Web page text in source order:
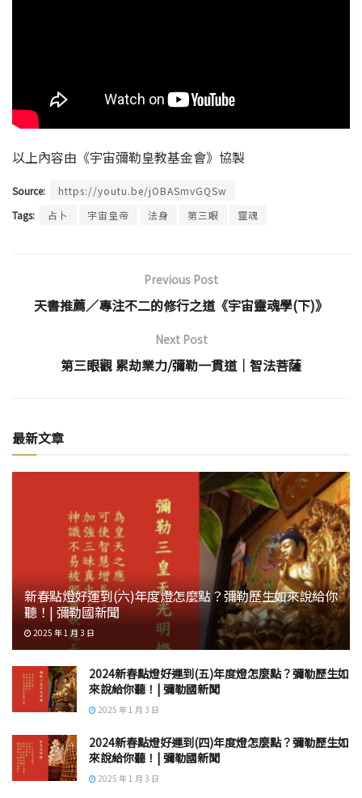
以上內容由《宇宙彌勒皇教基金會》協製
Source:
https://youtu.be/jOBASmvGQSw
Tags:
占卜 宇宙皇帝 法身 第三眼 靈魂
Previous Post
天書推薦／專注不二的修行之道《宇宙靈魂學(下)》
Next Post
第三眼觀 累劫業力/彌勒一貫道│智法菩薩
最新文章
新春點燈好運到(六)年度燈怎麼點？彌勒歷生如來說給你
聽！| 彌勒國新聞
2025 年 1 月 3 日
2024新春點燈好運到(五)年度燈怎麼點？彌勒歷生如
來說給你聽！| 彌勒國新聞
2025 年 1 月 3 日
2024新春點燈好運到(四)年度燈怎麼點？彌勒歷生如
來說給你聽！| 彌勒國新聞
2025 年 1 月 3 日